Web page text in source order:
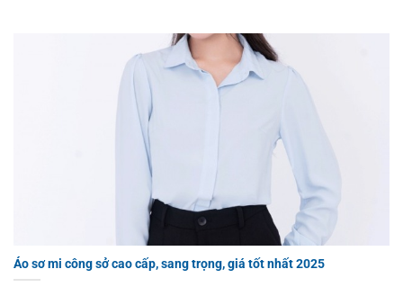
Áo sơ mi công sở cao cấp, sang trọng, giá tốt nhất 2025